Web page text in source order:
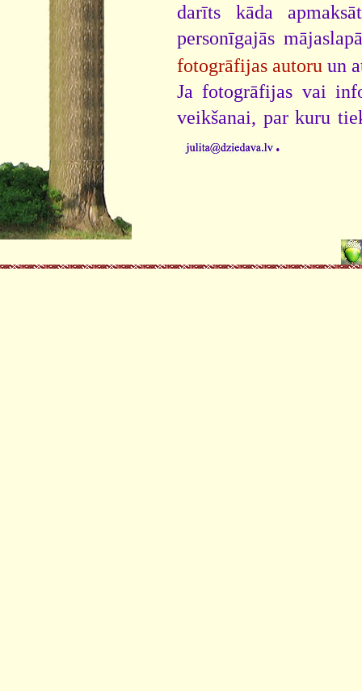
darīts kāda
personīgajās
fotogrāfijas autoru un
Ja fotogrāfijas vai
veikšanai, par kuru
.